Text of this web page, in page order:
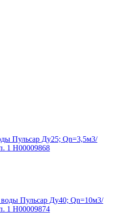
Пульсар Ду25; Qn=3,5м3/
1 Н00009868